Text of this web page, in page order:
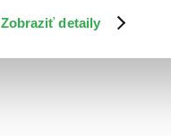
Zobraziť detaily